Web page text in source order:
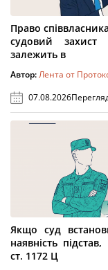
Право
судовий захист
залежить в
Автор:Лента от
07.08.2026
Якщо суд
наявність
ст. 1172 Ц